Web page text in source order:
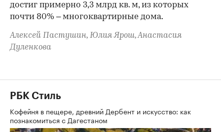
достиг примерно 3,3 млрд кв. м, из которых
почти 80% – многоквартирные дома.
Алексей Пастушин, Юлия Ярош, Анастасия
Дуленкова
РБК Стиль
Кофейня в пещере, древний Дербент и искусство: как
познакомиться с Дагестаном